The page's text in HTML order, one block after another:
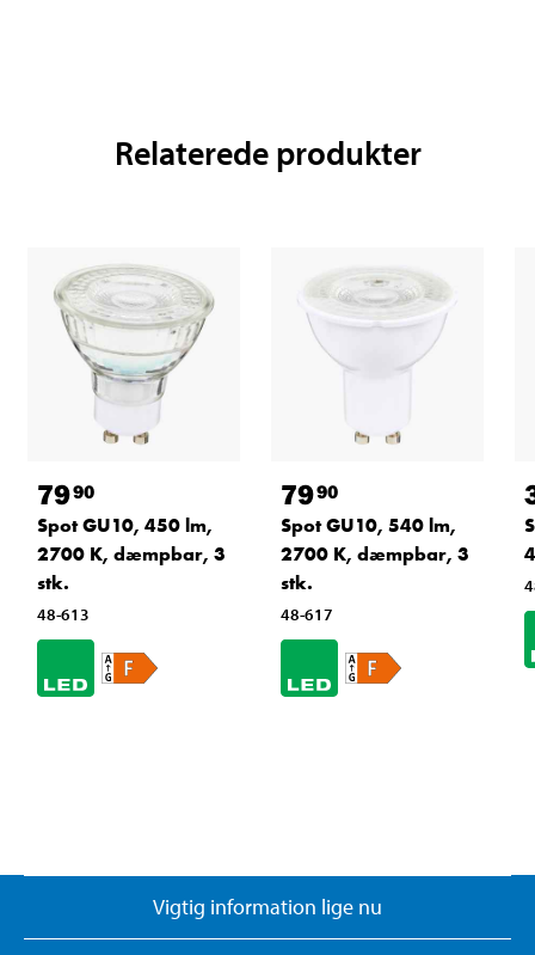
Relaterede produkter
7990
Spot GU10, 450 lm,
2700 K, dæmpbar, 3
stk.
48-613
7990
Spot GU10, 540 lm,
2700 K, dæmpbar, 3
stk.
48-617
Vigtig information lige nu